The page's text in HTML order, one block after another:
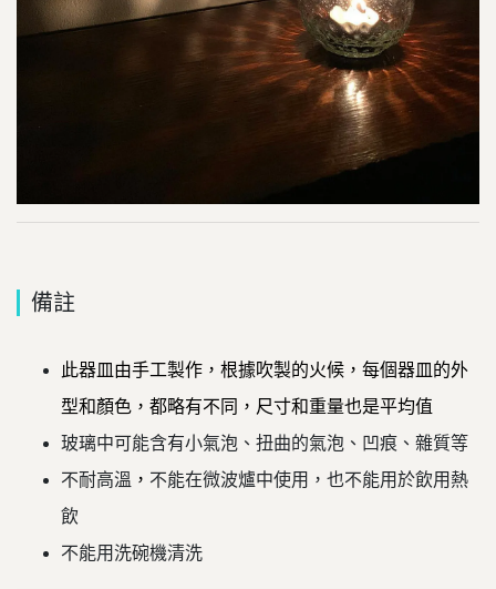
備註
此器皿由手工製作，根據吹製的火候，每個器皿的外
型和顏色，都略有不同，尺寸和重量也是平均值
玻璃中可能含有小氣泡、扭曲的氣泡、凹痕、雜質等
不耐高溫 ， 不能在微波爐中使用，也不能用於飲用熱
飲
不能用洗碗機清洗